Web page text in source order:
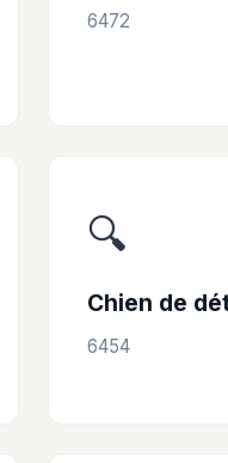
6472
🔍
Chien de
6454